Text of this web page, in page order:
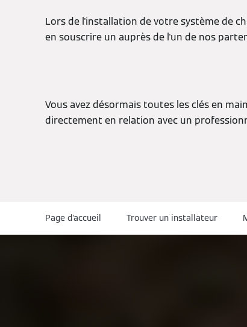
Lors de l'installation de votre système de
en souscrire un auprès de l'un de nos
Vous avez désormais toutes les clés en
directement en relation avec un
Page d'accueil Trouver un installateur